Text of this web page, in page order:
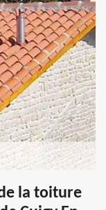
la toiture